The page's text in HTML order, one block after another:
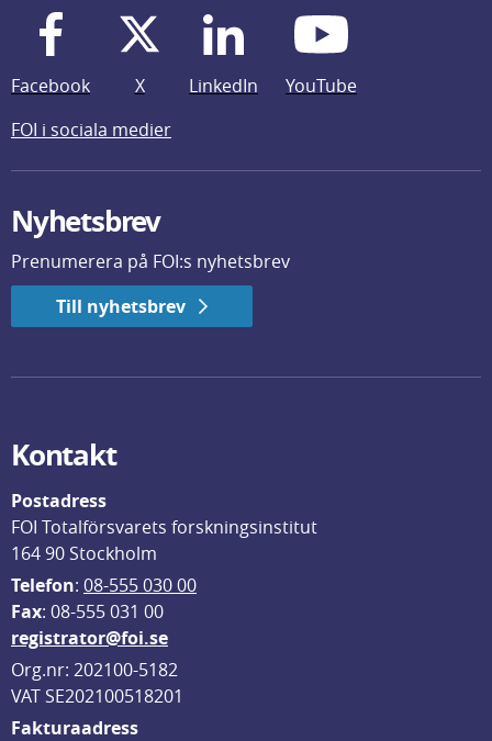
Facebook X LinkedIn
YouTube
FOI i sociala medier
Nyhetsbrev
Prenumerera på FOI:s nyhetsbrev
Till nyhetsbrev
Kontakt
Postadress
FOI Totalförsvarets forskningsinstitut
164 90 Stockholm
Telefon: 08-555 030 00
Fax: 08-555 031 00
registrator@foi.se
Org.nr: 202100-5182
VAT SE202100518201
Fakturaadress